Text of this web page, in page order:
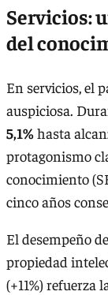
Servicios:
del
En servicios, el
auspiciosa.
5,1%hasta
protagonismo
conocimiento
cinco años
El desempeño
propiedad
(+11%) refuerza